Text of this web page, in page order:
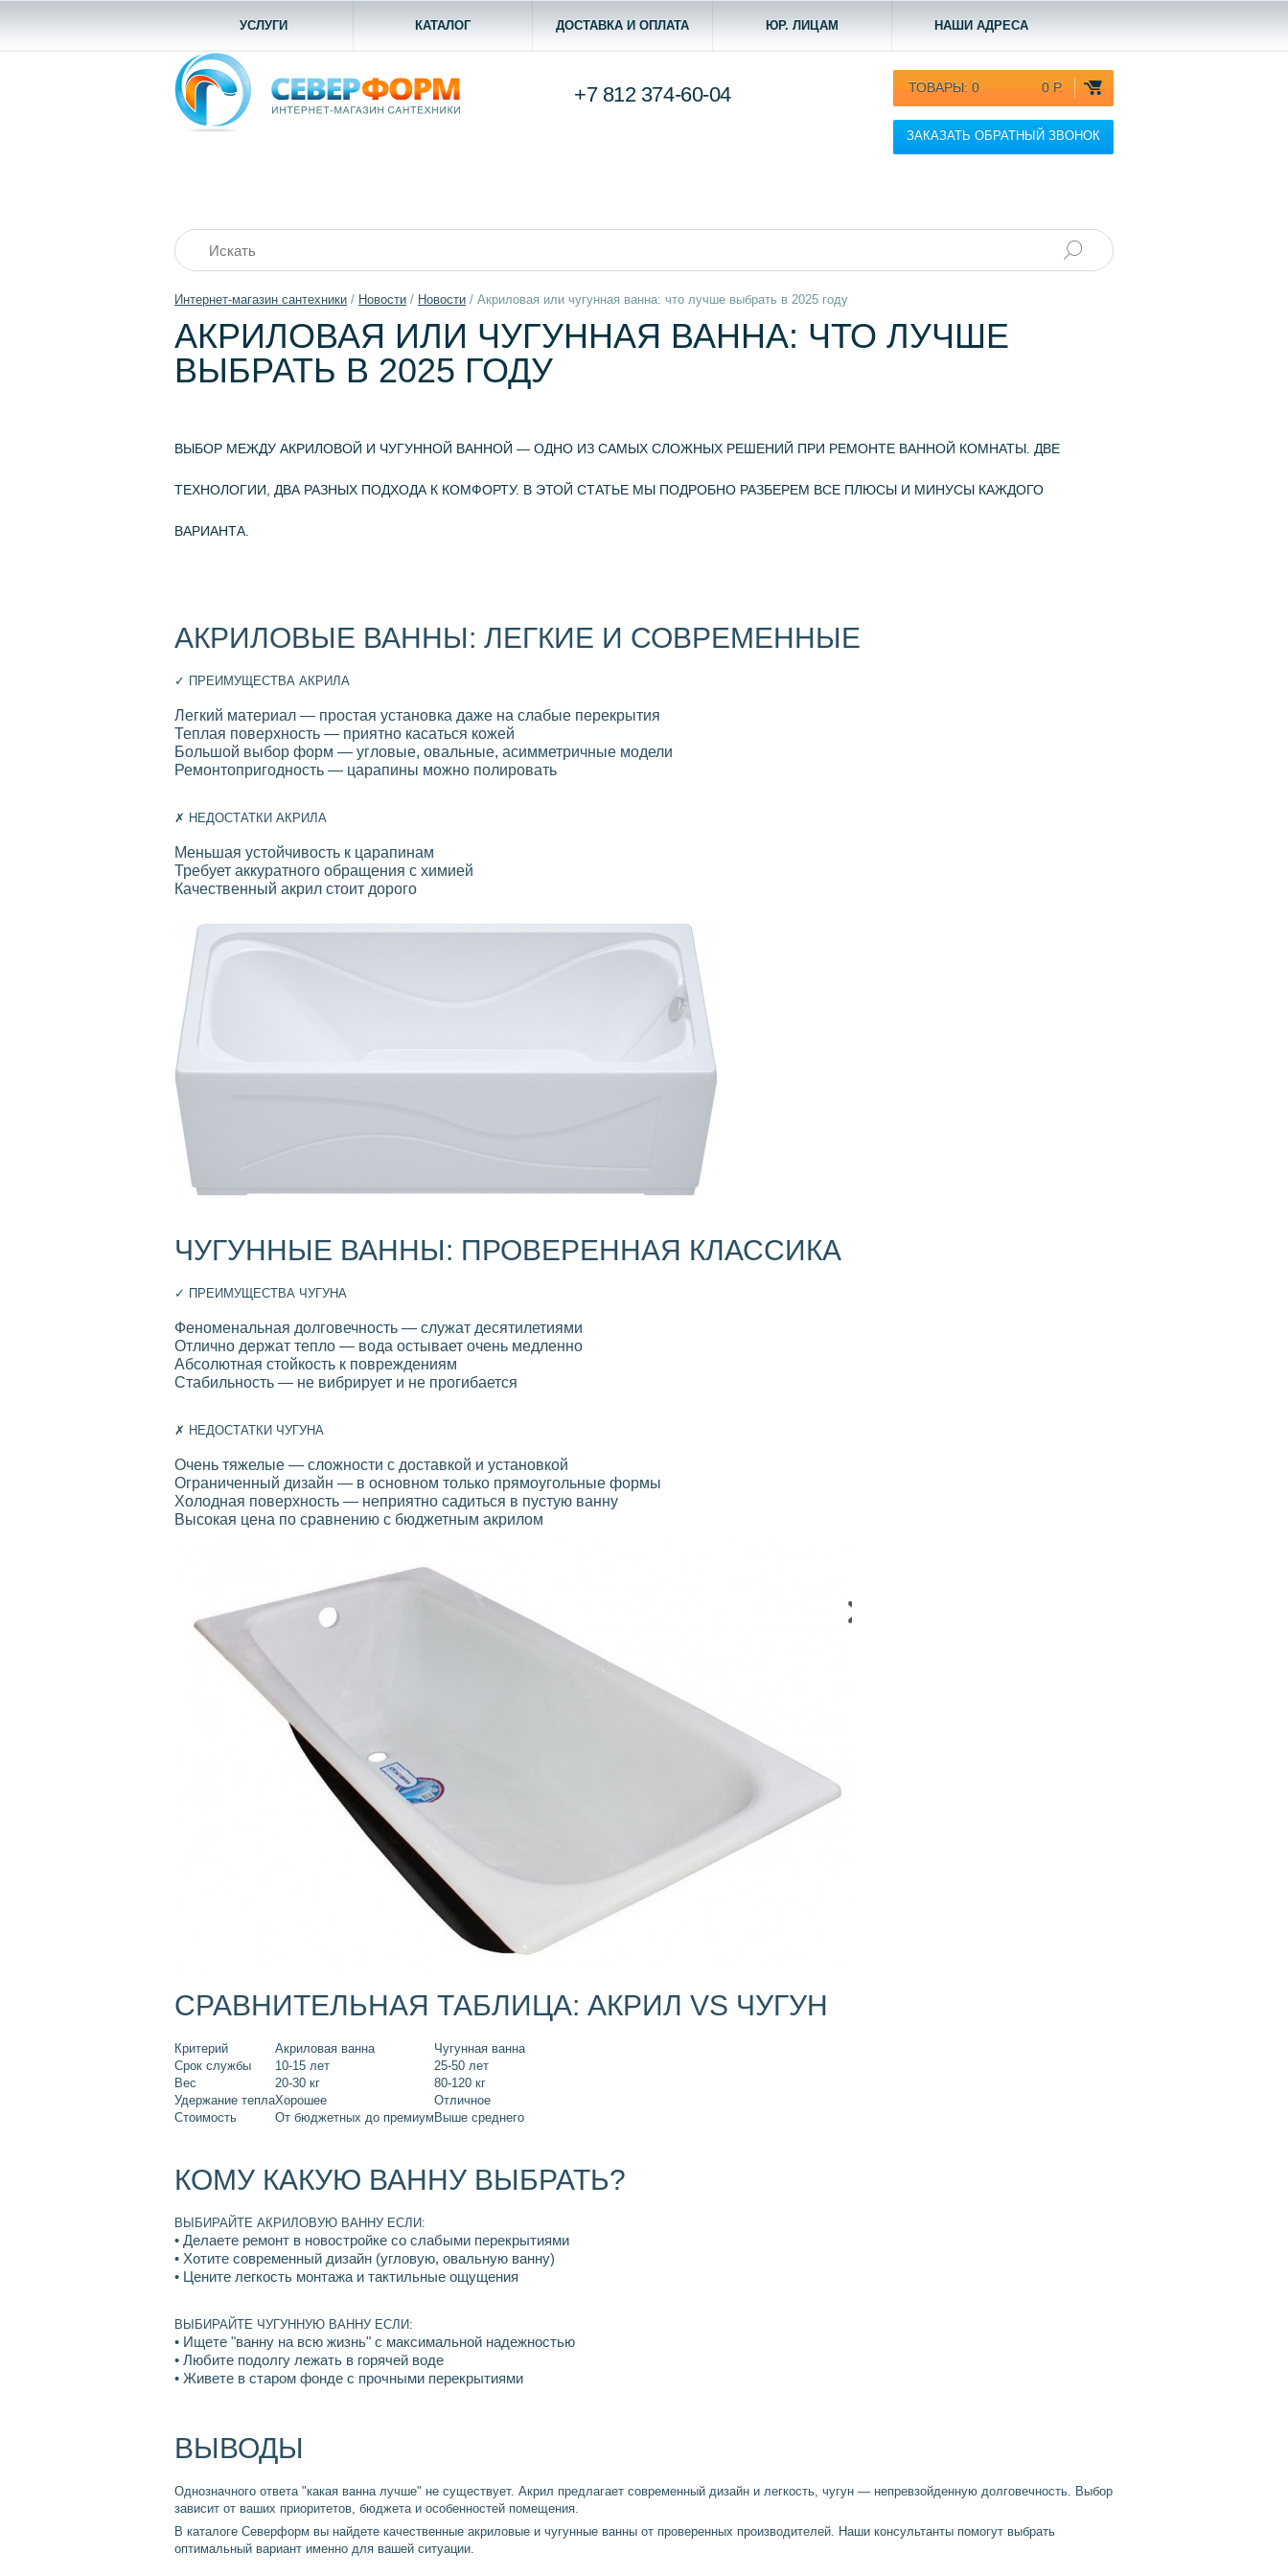
УСЛУГИ КАТАЛОГ ДОСТАВКА И ОПЛАТА ЮР. ЛИЦАМ НАШИ АДРЕСА
ТОВАРЫ: 0 0 Р.
ЗАКАЗАТЬ ОБРАТНЫЙ ЗВОНОК
+7 812 374-60-04
Интернет-магазин сантехники / Новости / Новости / Акриловая или чугунная ванна: что лучше выбрать в 2025 году
АКРИЛОВАЯ ИЛИ ЧУГУННАЯ ВАННА: ЧТО ЛУЧШЕ
ВЫБРАТЬ В 2025 ГОДУ
ВЫБОР МЕЖДУ АКРИЛОВОЙ И ЧУГУННОЙ ВАННОЙ — ОДНО ИЗ САМЫХ СЛОЖНЫХ РЕШЕНИЙ ПРИ РЕМОНТЕ ВАННОЙ КОМНАТЫ. ДВЕ
ТЕХНОЛОГИИ, ДВА РАЗНЫХ ПОДХОДА К КОМФОРТУ. В ЭТОЙ СТАТЬЕ МЫ ПОДРОБНО РАЗБЕРЕМ ВСЕ ПЛЮСЫ И МИНУСЫ КАЖДОГО
ВАРИАНТА.
АКРИЛОВЫЕ ВАННЫ: ЛЕГКИЕ И СОВРЕМЕННЫЕ
✓ ПРЕИМУЩЕСТВА АКРИЛА
Легкий материал — простая установка даже на слабые перекрытия
Теплая поверхность — приятно касаться кожей
Большой выбор форм — угловые, овальные, асимметричные модели
Ремонтопригодность — царапины можно полировать
✗ НЕДОСТАТКИ АКРИЛА
Меньшая устойчивость к царапинам
Требует аккуратного обращения с химией
Качественный акрил стоит дорого
ЧУГУННЫЕ ВАННЫ: ПРОВЕРЕННАЯ КЛАССИКА
✓ ПРЕИМУЩЕСТВА ЧУГУНА
Феноменальная долговечность — служат десятилетиями
Отлично держат тепло — вода остывает очень медленно
Абсолютная стойкость к повреждениям
Стабильность — не вибрирует и не прогибается
✗ НЕДОСТАТКИ ЧУГУНА
Очень тяжелые — сложности с доставкой и установкой
Ограниченный дизайн — в основном только прямоугольные формы
Холодная поверхность — неприятно садиться в пустую ванну
Высокая цена по сравнению с бюджетным акрилом
СРАВНИТЕЛЬНАЯ ТАБЛИЦА: АКРИЛ VS ЧУГУН
Критерий Акриловая ванна
Чугунная ванна
Срок службы
10-15 лет
25-50 лет
Вес
20-30 кг
80-120 кг
Удержание теплаХорошее
Отличное
Стоимость
От бюджетных до премиум Выше среднего
КОМУ КАКУЮ ВАННУ ВЫБРАТЬ?
ВЫБИРАЙТЕ АКРИЛОВУЮ ВАННУ ЕСЛИ:
• Делаете ремонт в новостройке со слабыми перекрытиями
• Хотите современный дизайн (угловую, овальную ванну)
• Цените легкость монтажа и тактильные ощущения
ВЫБИРАЙТЕ ЧУГУННУЮ ВАННУ ЕСЛИ:
• Ищете "ванну на всю жизнь" с максимальной надежностью
• Любите подолгу лежать в горячей воде
• Живете в старом фонде с прочными перекрытиями
ВЫВОДЫ
Однозначного ответа "какая ванна лучше" не существует. Акрил предлагает современный дизайн и легкость, чугун — непревзойденную долговечность. Выбор
зависит от ваших приоритетов, бюджета и особенностей помещения.
В каталоге Северформ вы найдете качественные акриловые и чугунные ванны от проверенных производителей. Наши консультанты помогут выбрать
оптимальный вариант именно для вашей ситуации.